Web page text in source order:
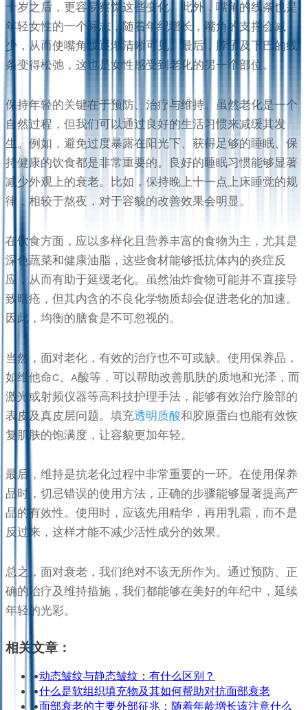
十岁之后，更容易察觉这些变化。此外，嘴角的线条也是
年轻女性的一个标志，随着年纪增长，嘴角的支撑会减
少，从而使嘴角纹逐渐清晰可见。最后，脖子及下巴的线
条变得松弛，这也是女性感受到老化的另一个部位。
保持年轻的关键在于预防、治疗与维持。虽然老化是一个
自然过程，但我们可以通过良好的生活习惯来减缓其发
生。例如，避免过度暴露在阳光下、获得足够的睡眠、保
持健康的饮食都是非常重要的。良好的睡眠习惯能够显著
减少外观上的衰老。比如，保持晚上十一点上床睡觉的规
律，相较于熬夜，对于容貌的改善效果会明显。
在饮食方面，应以多样化且营养丰富的食物为主，尤其是
深色蔬菜和健康油脂，这些食材能够抵抗体内的炎症反
应，从而有助于延缓老化。虽然油炸食物可能并不直接导
致暗疮，但其内含的不良化学物质却会促进老化的加速。
因此，均衡的膳食是不可忽视的。
当然，面对老化，有效的治疗也不可或缺。使用保养品，
如维他命C、A酸等，可以帮助改善肌肤的质地和光泽，而
激光或射频仪器等高科技护理手法，能够有效治疗脸部的
表皮及真皮层问题。填充透明质酸和胶原蛋白也能有效恢
复肌肤的饱满度，让容貌更加年轻。
最后，维持是抗老化过程中非常重要的一环。在使用保养
品时，切忌错误的使用方法，正确的步骤能够显著提高产
品的有效性。使用时，应该先用精华，再用乳霜，而不是
反过来，这样才能不减少活性成分的效果。
总之，面对衰老，我们绝对不该无所作为。通过预防、正
确的治疗及维持措施，我们都能够在美好的年纪中，延续
年轻的光彩。
相关文章：
•动态皱纹与静态皱纹：有什么区别？
•什么是软组织填充物及其如何帮助对抗面部衰老
•面部衰老的主要外部征兆：随着年龄增长该注意什么